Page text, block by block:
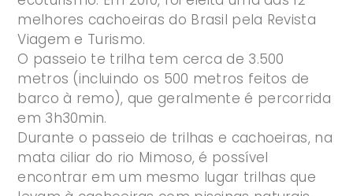
melhores cachoeiras do Brasil pela Revista
Viagem e Turismo.
O passeio te trilha tem cerca de 3.500
metros (incluindo os 500 metros feitos de
barco à remo), que geralmente é percorrida
em 3h30min.
Durante o passeio de trilhas e cachoeiras, na
mata ciliar do rio Mimoso, é possível
encontrar em um mesmo lugar trilhas que